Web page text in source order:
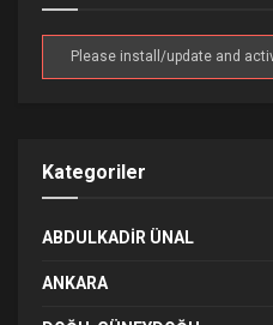
Please install/update and
Kategoriler
ABDULKADIR ÜNAL
ANKARA